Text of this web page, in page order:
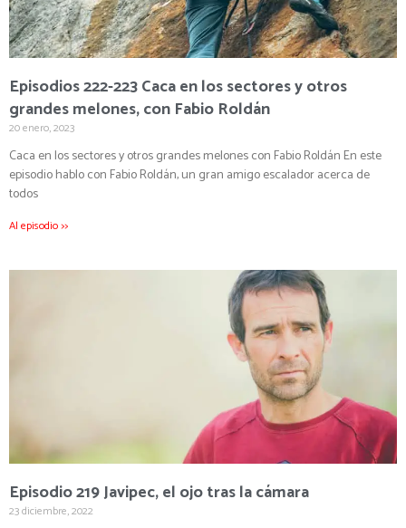
Episodios 222-223 Caca en los sectores y otros
grandes melones, con Fabio Roldán
20 enero, 2023
Caca en los sectores y otros grandes melones con Fabio Roldán En este
episodio hablo con Fabio Roldán, un gran amigo escalador acerca de
todos
Al episodio >>
Episodio 219 Javipec, el ojo tras la cámara
23 diciembre, 2022